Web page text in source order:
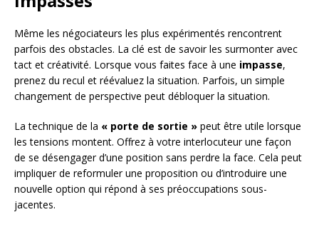
Même les négociateurs les plus expérimentés rencontrent
parfois des obstacles. La clé est de savoir les surmonter avec
tact et créativité. Lorsque vous faites face à une impasse,
prenez du recul et réévaluez la situation. Parfois, un simple
changement de perspective peut débloquer la situation.
La technique de la « porte de sortie » peut être utile lorsque
les tensions montent. Offrez à votre interlocuteur une façon
de se désengager d’une position sans perdre la face. Cela peut
impliquer de reformuler une proposition ou d’introduire une
nouvelle option qui répond à ses préoccupations sous-
jacentes.